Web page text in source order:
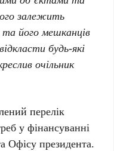
залежить
його мешканців
будь-які
очільник
перелік
у фінансуванні
Офісу президента.